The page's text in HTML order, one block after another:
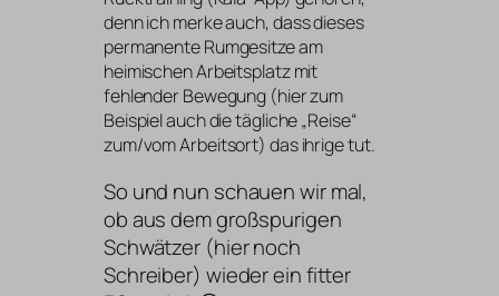
denn ich merke auch, dass dieses
permanente Rumgesitze am
heimischen Arbeitsplatz mit
fehlender Bewegung (hier zum
Beispiel auch die tägliche „Reise“
zum/vom Arbeitsort) das ihrige tut.
So und nun schauen wir mal,
ob aus dem großspurigen
Schwätzer (hier noch
Schreiber) wieder ein fitter